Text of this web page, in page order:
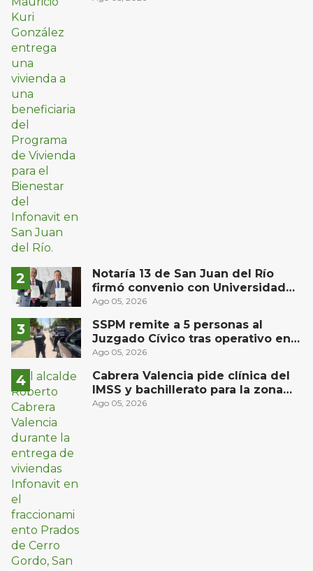
Notaría 13 de San Juan del Río
firmó convenio con Universidad
Privada del Bajío para recibir
Ago 05, 2026
SSPM remite a 5 personas al
Juzgado Cívico tras operativo en
San Juan del Río
Ago 05, 2026
Cabrera Valencia pide clínica del
IMSS y bachillerato para la zona
oriente de San Juan del Río
Ago 05, 2026